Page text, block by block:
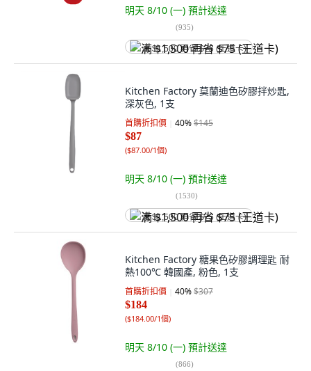
明天 8/10 (一) 預計送達
(935)
满 $1,500 再省 $75 (王道卡)
Kitchen Factory 莫蘭迪色矽膠拌炒匙,
深灰色, 1支
首購折扣價 40%$145
$87
($87.00/1個)
明天 8/10 (一) 預計送達
(1530)
满 $1,500 再省 $75 (王道卡)
Kitchen Factory 糖果色矽膠調理匙 耐
熱100℃ 韓國產, 粉色, 1支
首購折扣價 40%$307
$184
($184.00/1個)
明天 8/10 (一) 預計送達
(866)